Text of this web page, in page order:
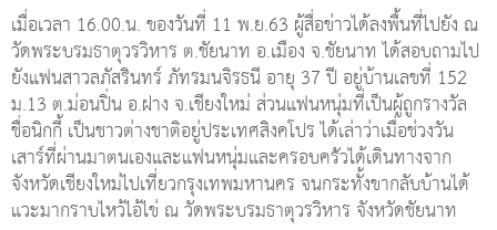
เมื่อเวลา 16.00.น. ของวันที่ 11 พ.ย.63 ผู้สื่อข่าวได้ลงพื้นที่ไปยัง ณ
วัดพระบรมธาตุวรวิหาร ต.ชัยนาท อ.เมือง จ.ชัยนาท ได้สอบถามไป
ยังแฟนสาวลภัสรินทร์ ภัทรมนจิรธนี อายุ 37 ปี อยู่บ้านเลขที่ 152
ม.13 ต.ม่อนปิ่น อ.ฝาง จ.เชียงใหม่ ส่วนแฟนหนุ่มที่เป็นผู้ถูกรางวัล
ชื่อนิกกี้ เป็นชาวต่างชาติอยู่ประเทศสิงคโปร ได้เล่าว่าเมื่อช่วงวัน
เสาร์ที่ผ่านมาตนเองและแฟนหนุ่มและครอบครัวได้เดินทางจาก
จังหวัดเชียงใหม่ไปเที่ยวกรุงเทพมหานคร จนกระทั้งขากลับบ้านได้
แวะมากราบไหว้ไอ้ไข่ ณ วัดพระบรมธาตุวรวิหาร จังหวัดชัยนาท